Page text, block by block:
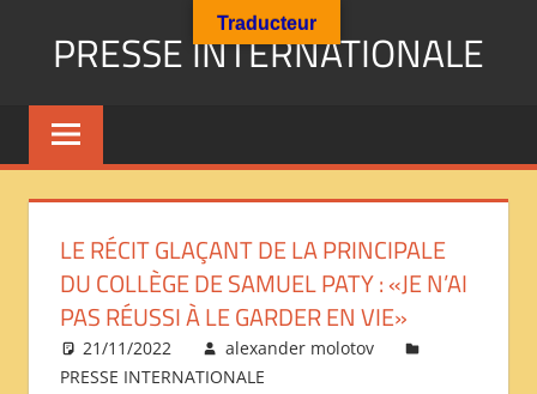
PRESSE INTERNATIONALE
Presse
Internationale
Géopolitique
Immigration
Société
Emploi
Economie
Géostratégie-
LE RÉCIT GLAÇANT DE LA PRINCIPALE
DU COLLÈGE DE SAMUEL PATY : «JE N’AI
PAS RÉUSSI À LE GARDER EN VIE»
21/11/2022
alexander molotov
PRESSE INTERNATIONALE
Traducteur